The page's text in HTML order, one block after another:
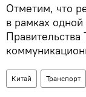
Отметим, что
в рамках одной
Правительства
Китай Транспорт